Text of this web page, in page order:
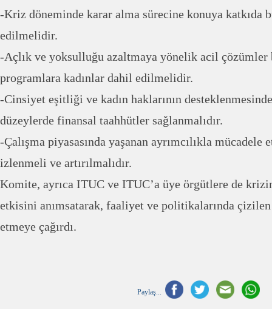
-Kriz döneminde karar alma sürecine konuya katkıda
edilmelidir.
-Açlık ve yoksulluğu azaltmaya yönelik acil çözümler
programlara kadınlar dahil edilmelidir.
-Cinsiyet eşitliği ve kadın haklarının
düzeylerde finansal taahhütler sağlanmalıdır.
-Çalışma piyasasında yaşanan ayrımcılıkla
izlenmeli ve artırılmalıdır.
Komite, ayrıca ITUC ve ITUC’a üye örgütlere de
etkisini anımsatarak, faaliyet ve politikalarında
etmeye çağırdı.
Paylaş...